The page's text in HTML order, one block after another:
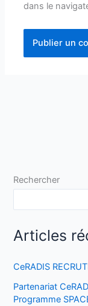
dans le
Rechercher
Articles
CeRADIS
Partenariat
Programme